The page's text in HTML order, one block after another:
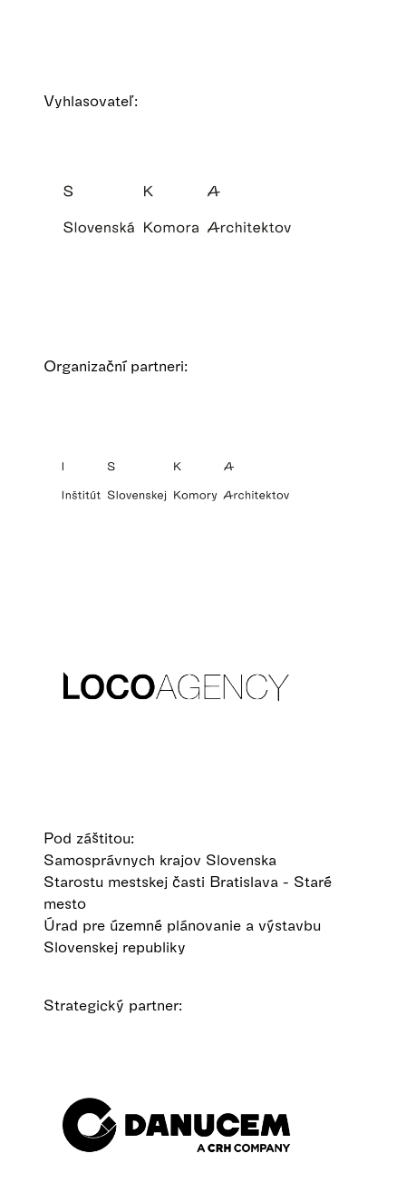
Vyhlasovateľ:
Organizační partneri:
Pod záštitou:
Samosprávnych krajov Slovenska
Starostu mestskej časti Bratislava - Staré
mesto
Úrad pre územné plánovanie a výstavbu
Slovenskej republiky
Strategický partner: